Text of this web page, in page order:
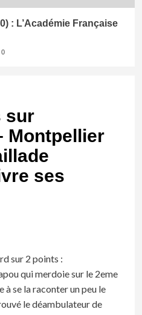
: L’Académie Française
0
sur
Montpellier
ses
sur 2 points :
qui merdoie sur le 2eme
à se la raconter un peu le
le déambulateur de